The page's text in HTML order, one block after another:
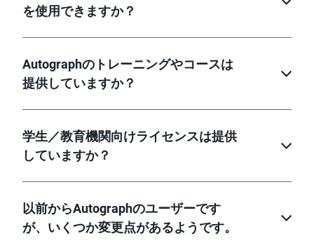
を使用できますか？
Autographのトレーニングやコースは
提供していますか？
学生／教育機関向けライセンスは提供
していますか？
以前からAutographのユーザーです
が、いくつか変更点があるようです。